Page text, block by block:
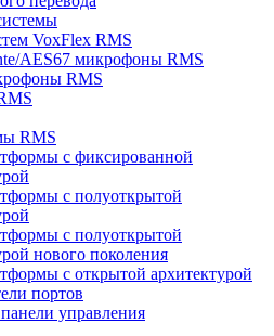
VoxFlex RMS
AES67 микрофоны RMS
RMS
RMS
с фиксированной
с полуоткрытой
с полуоткрытой
нового поколения
с открытой архитектурой
портов
управления